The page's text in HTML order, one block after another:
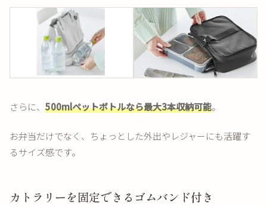
さらに、 500mlペットボトルなら最大3本収納可能。
お弁当だけでなく、ちょっとした外出やレジャーにも活躍す
るサイズ感です。
カトラリーを固定できるゴムバンド付き